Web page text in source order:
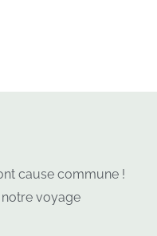
cause commune !
voyage